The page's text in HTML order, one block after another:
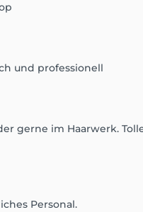
und professionell
gerne im Haarwerk.
Personal.